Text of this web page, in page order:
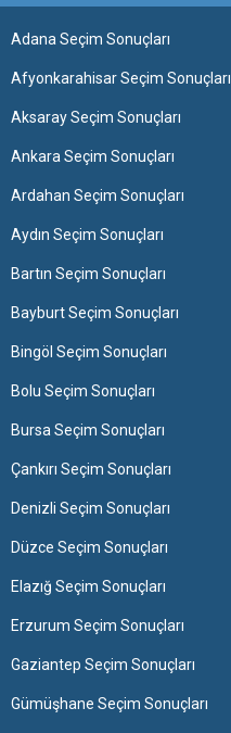
Adana Seçim Sonuçları
Afyonkarahisar Seçim Sonuçları
Aksaray Seçim Sonuçları
Ankara Seçim Sonuçları
Ardahan Seçim Sonuçları
Aydın Seçim Sonuçları
Bartın Seçim Sonuçları
Bayburt Seçim Sonuçları
Bingöl Seçim Sonuçları
Bolu Seçim Sonuçları
Bursa Seçim Sonuçları
Çankırı Seçim Sonuçları
Denizli Seçim Sonuçları
Düzce Seçim Sonuçları
Elazığ Seçim Sonuçları
Erzurum Seçim Sonuçları
Gaziantep Seçim Sonuçları
Gümüşhane Seçim Sonuçları